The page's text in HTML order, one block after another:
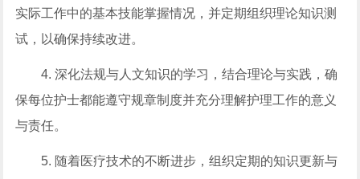
实际工作中的基本技能掌握情况，并定期组织理论知识测
试，以确保持续改进。
4. 深化法规与人文知识的学习，结合理论与实践，确
保每位护士都能遵守规章制度并充分理解护理工作的意义
与责任。
5. 随着医疗技术的不断进步，组织定期的知识更新与